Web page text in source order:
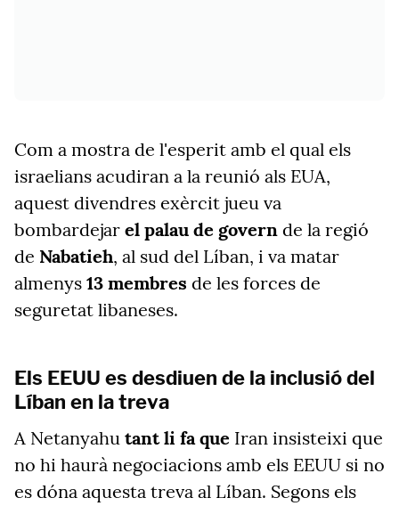
Com a mostra de l'esperit amb el qual els
israelians acudiran a la reunió als EUA,
aquest divendres exèrcit jueu va
bombardejar el palau de govern de la regió
de Nabatieh, al sud del Líban, i va matar
almenys 13 membres de les forces de
seguretat libaneses.
Els EEUU es desdiuen de la inclusió del
Líban en la treva
A Netanyahu tant li fa que Iran insisteixi que
no hi haurà negociacions amb els EEUU si no
es dóna aquesta treva al Líban. Segons els